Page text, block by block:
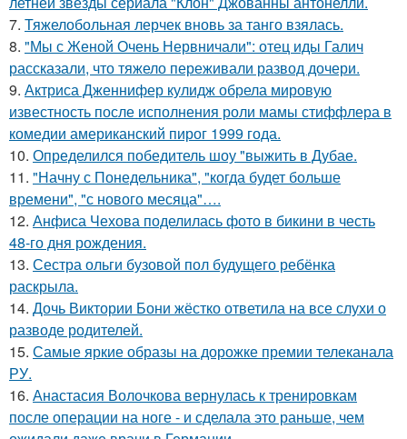
7. Тяжелобольная лерчек вновь за танго взялась.
8. "Мы с Женой Очень Нервничали": отец иды Галич
рассказали, что тяжело переживали развод дочери.
9. Актриса Дженнифер кулидж обрела мировую
известность после исполнения роли мамы стиффлера в
комедии американский пирог 1999 года.
10. Определился победитель шоу "выжить в Дубае.
11. "Начну с Понедельника", "когда будет больше
времени", "с нового месяца"….
12. Анфиса Чехова поделилась фото в бикини в честь
48-го дня рождения.
13. Сестра ольги бузовой пол будущего ребёнка
раскрыла.
14. Дочь Виктории Бони жёстко ответила на все слухи о
разводе родителей.
15. Самые яркие образы на дорожке премии телеканала
РУ.
16. Анастасия Волочкова вернулась к тренировкам
после операции на ноге - и сделала это раньше, чем